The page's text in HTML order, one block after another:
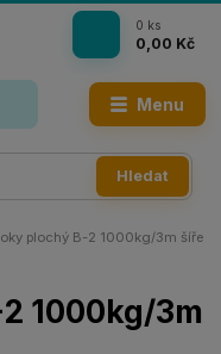
Menu
Hledat
0 ks
0,00 Kč
plochý B-2 1000kg/3m šíře
1000kg/3m